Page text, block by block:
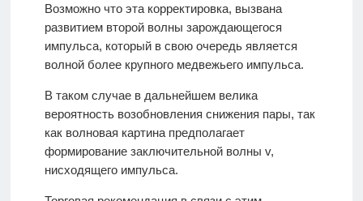
Возможно что эта корректировка, вызвана
развитием второй волны зарождающегося
импульса, который в свою очередь является
волной более крупного медвежьего импульса.
В таком случае в дальнейшем велика
вероятность возобновления снижения пары, так
как волновая картина предполагает
формирование заключительной волны v,
нисходящего импульса.